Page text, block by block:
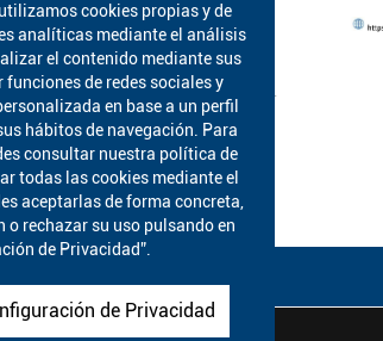
cookies propias y de
analíticas mediante el análisis
el contenido mediante sus
funciones de redes sociales y
en base a un perfil
hábitos de navegación. Para
consultar nuestra política de
todas las cookies mediante el
aceptarlas de forma concreta,
o rechazar su uso pulsando en
de Privacidad”.
de Privacidad